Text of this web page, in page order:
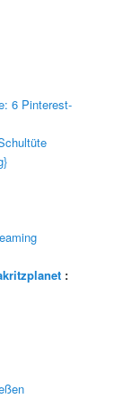
6 Pinterest-
: